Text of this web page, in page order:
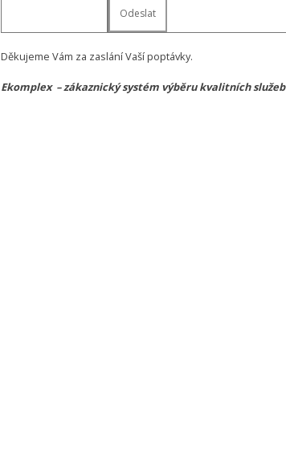
Děkujeme Vám za zaslání Vaší poptávky.
Ekomplex – zákaznický systém výběru kvalitních služeb